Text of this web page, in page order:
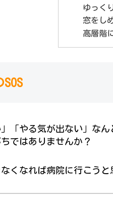
ゆっく
窓をし
高層階
」「やる気が出ない」な
ではありませんか？
くなれば病院に行こう